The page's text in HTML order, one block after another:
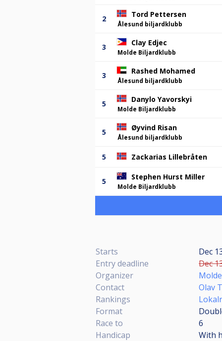
2 Tord Pettersen
Ålesund biljardklubb
3 Clay Edjec
Molde Biljardklubb
3 Rashed Mohamed
Ålesund biljardklubb
5 Danylo Yavorskyi
Molde Biljardklubb
5 Øyvind Risan
Ålesund biljardklubb
5 Zackarias Lillebråten
5 Stephen Hurst Miller
Molde Biljardklubb
Starts
Dec
Entry deadline
Dec
Organizer
Contact
Olav
Rankings
Format
Race to
6
Handicap
With